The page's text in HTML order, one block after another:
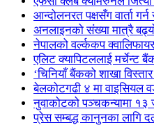
आन्दोलनरत पक्षसँग वार्ता
अनलाइनको संख्या मात्रै
नेपालको वर्ल्ककप
एलिट क्यापिटललाई मर्चेन्ट
‘चिनियाँ बैंकको शाखा
बेलकोटगढी ४ मा वाइसियल
नुवाकोटको पञ्चकन्यामा
प्रेस सम्बद्ध कानुनका लागि